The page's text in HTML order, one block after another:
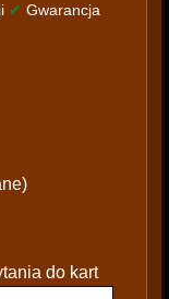
✔ Gwarancja
do kart